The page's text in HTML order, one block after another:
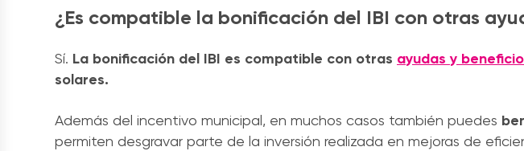
¿Es compatible la bonificación del IBI con otras
Sí. La bonificación del IBI es compatible con otras ayudas y
solares.
Además del incentivo municipal, en muchos casos también puedes
permiten desgravar parte de la inversión realizada en mejoras de